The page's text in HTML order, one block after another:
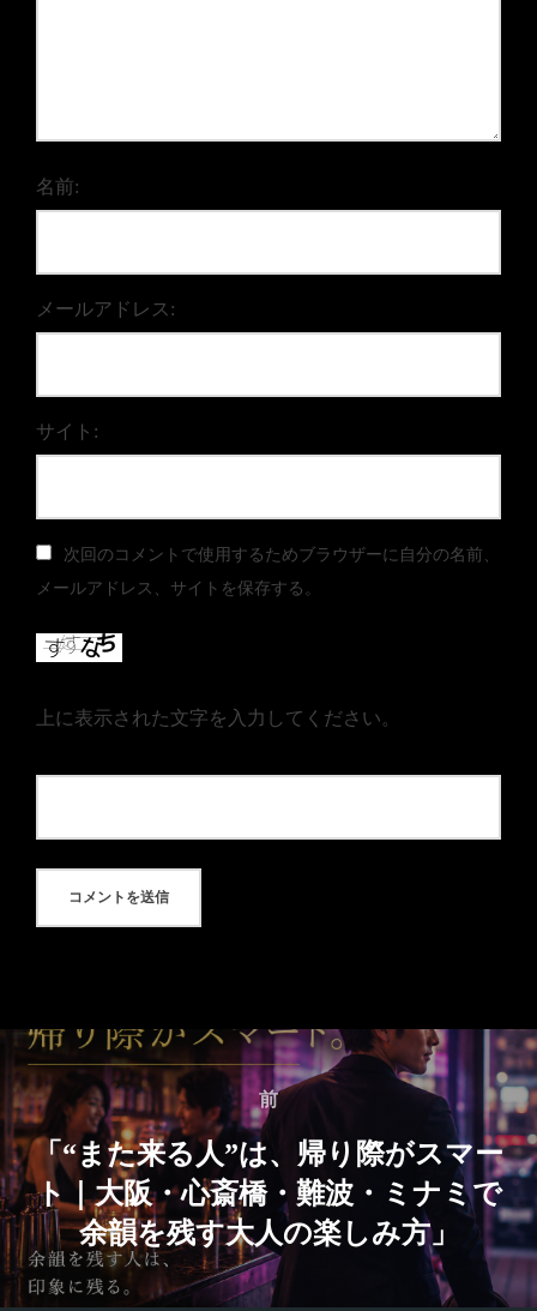
名前:
メールアドレス:
サイト:
次回のコメントで使用するためブラウザーに自分の名前、
メールアドレス、サイトを保存する。
上に表示された文字を入力してください。
前
「“また来る人”は、帰り際がスマー
ト｜大阪・心斎橋・難波・ミナミで
余韻を残す大人の楽しみ方」